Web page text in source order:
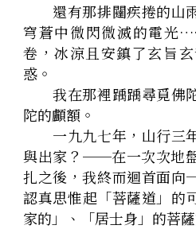
還有那排闥疾捲的山雨
穹蒼中微閃微滅的電光
卷，冰涼且安鎮了玄旨
惑。
我在那裡踽踽尋覓佛
陀的顱額。
一九九七年，山行三
與出家？──在一次次地
扎之後，我終而迴首面向
認真思惟起「菩薩道」
家的」、「居士身」的菩薩